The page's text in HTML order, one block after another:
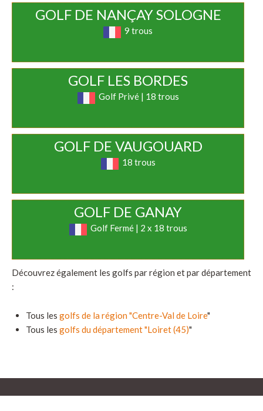
GOLF DE NANÇAY SOLOGNE
9 trous
GOLF LES BORDES
Golf Privé | 18 trous
GOLF DE VAUGOUARD
18 trous
GOLF DE GANAY
Golf Fermé | 2 x 18 trous
Découvrez également les golfs par région et par département
:
Tous les golfs de la région "Centre-Val de Loire"
Tous les golfs du département "Loiret (45)"